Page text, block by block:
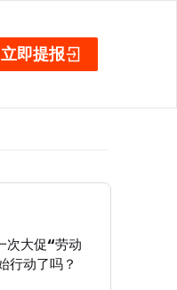
立即提报
次大促“劳动
行动了吗？